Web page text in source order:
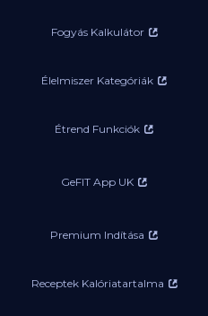
Fogyás Kalkulátor
Élelmiszer Kategóriák
Étrend Funkciók
GeFIT App UK
Premium Indítása
Receptek Kalóriatartalma